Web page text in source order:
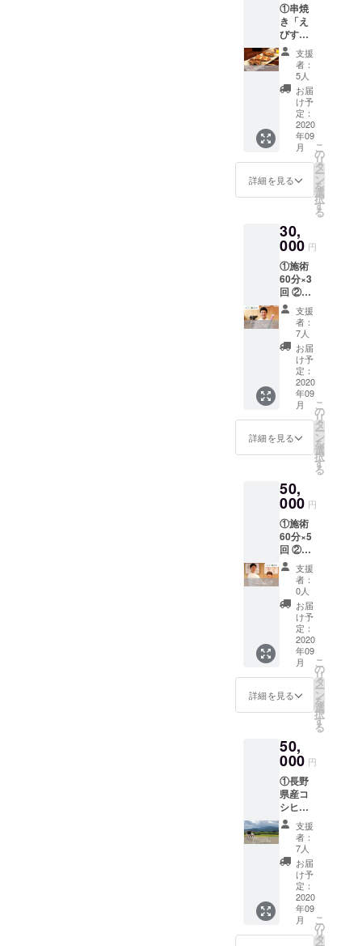
※施術含
め、リ
ターン
に関し
まして
は、ご
支援者
以外の
方の利
用もOK
です。
ギフト
として
もご利
施術に
関しま
して
は、
「60分
の全身
調整(診
察や姿
勢分析
も含め
た体の
状態に
合わせ
た施
術)」と
す。猫
背矯
など、
あらか
じめお
伝えい
ただけ
ればご
要望に
沿った
施術を
受ける
ことも
出来ま
す。
①串焼
き「え
びす
や」選
べる3種
の串盛
り＋ド
リンク1
杯 ②セ
ルフケ
ア動画
(肩こり
腰痛編)
③お礼
の写真
舗来店
時に
メール
画面を
お見せ
くださ
い ※リ
ターン
に関し
まして
は、ご
支援者
以外の
方の利
用もOK
です。
ギフト
だけま
す。
支援
者：
5人
お届
け予
定：
2020
年09
月
詳細を見る
こ
の
リ
タ
ー
ン
を
選
択
す
る
30,
000 円
①施術
60分×3
回 ②ピ
ラティ
ス60分
×1回 ③
串焼き
「えび
すや」
選べる3
種の串
盛り＋
ドリン
ク1杯
④セル
こり腰
痛編) ⑤
お礼の
写真
メール
「有効
期限：
2020年
9月〜
2021年
9月」
お問合
せ：
026-
375-
2995 ※
施術・
に関し
まして
28日〜
順次日
程調整
メール
をお送
りしま
す。ご
希望の
日時を
選択し
てくだ
さい。
※施術含
支援
者：
7人
お届
け予
定：
2020
年09
月
詳細を見る
こ
の
リ
タ
ー
ン
を
選
択
す
る
50,
000 円
①施術
60分×5
回 ②ピ
ラティ
ス60分
×1回 ③
串焼き
「えび
すや」
選べる3
種の串
盛り＋
ドリン
ク1杯
④セル
こり腰
痛編) ⑤
お礼の
写真
メール
「有効
期限：
2020年
9月〜
2021年
9月」
お問合
せ：
026-
375-
2995 ※
支援
者：
0人
お届
け予
定：
2020
年09
月
詳細を見る
こ
の
リ
タ
ー
ン
を
選
択
す
る
50,
000 円
①長野
県産コ
シヒカ
リ20kg
②zoom
ピラ
ティス
60分×1
回 ③セ
ルフケ
ア動画
(肩こり
腰痛編)
支援
者：
7人
お届
け予
定：
2020
年09
月
こ
の
リ
タ